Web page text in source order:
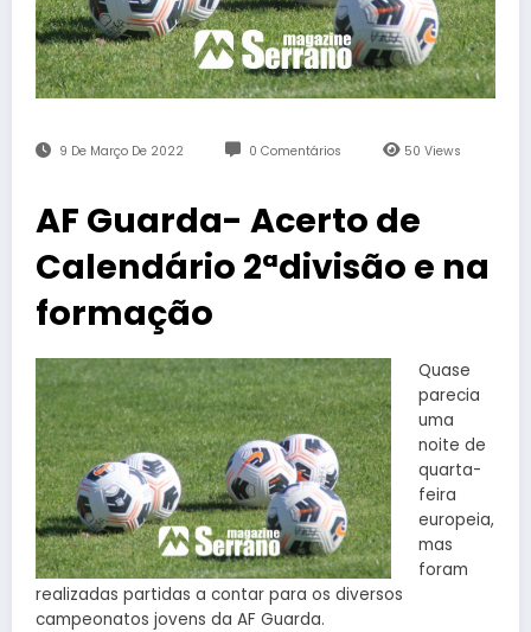
9 De Março De 2022 0 Comentários 50Views
AF Guarda- Acerto de
Calendário 2ªdivisão e na
formação
Quase
parecia
uma
noite de
quarta-
feira
europeia,
mas
foram
realizadas partidas a contar para os diversos
campeonatos jovens da AF Guarda.